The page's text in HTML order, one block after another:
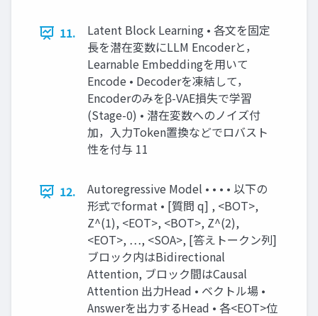
11.
Latent Block Learning • 各文を固定
長を潜在変数にLLM Encoderと，
Learnable Embeddingを用いて
Encode • Decoderを凍結して，
Encoderのみをβ-VAE損失で学習
(Stage-0) • 潜在変数へのノイズ付
加，入力Token置換などでロバスト
性を付与 11
12.
Autoregressive Model • • • • 以下の
形式でformat • [質問 q] , <BOT>,
Z^(1), <EOT>, <BOT>, Z^(2),
<EOT>, …, <SOA>, [答えトークン列]
ブロック内はBidirectional
Attention, ブロック間はCausal
Attention 出力Head • ベクトル場 •
Answerを出力するHead • 各<EOT>位